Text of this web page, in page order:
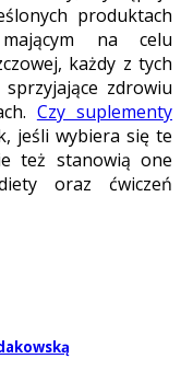
produktach
mającym na celu
każdy z tych
zdrowiu
Czy suplementy
jeśli wybiera się te
też stanowią one
oraz ćwiczeń